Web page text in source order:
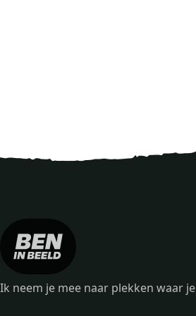
Ik neem je mee naar plekken waar